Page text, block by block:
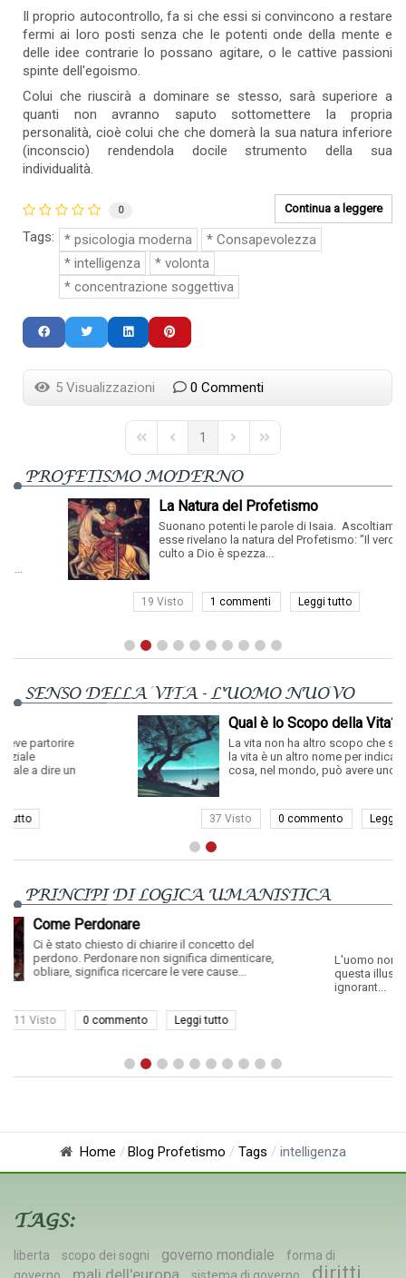
Il proprio autocontrollo, fa si che essi si convincono a restare
fermi ai loro posti senza che le potenti onde della mente e
delle idee contrarie lo possano agitare, o le cattive passioni
spinte dell'egoismo.
Colui che riuscirà a dominare se stesso, sarà superiore a
quanti non avranno saputo sottomettere la propria
personalità, cioè colui che che domerà la sua natura inferiore
(inconscio) rendendola docile strumento della sua
individualità.
Continua a leggere
0
Tags: psicologia moderna
Consapevolezza
intelligenza
volonta
concentrazione soggettiva
5 Visualizzazioni 0 Commenti
First PagePrevious Page
1
Next PageLast Page
PROFETISMO MODERNO
La Natura del Profetismo
Suonano potenti le parole di Isaia. Ascoltiamole,
esse rivelano la natura del Profetismo: "Il vero
culto a Dio è spezza...
19 Visto 1 commenti Leggi tutto
SENSO DELLA VITA - L'UOMO NUOVO
Qual è lo Scopo della Vita?
La vita non ha altro scopo che se stessa,
la vita è un altro nome per indicare Dio. Ogni
cosa, nel mondo, può avere uno sc...
0 commento Leggi tutto
PRINCIPI DI LOGICA UMANISTICA
il concetto del
significa dimenticare,
le vere cause...
Leggi tutto
L'uomo non è cosciente,
esserlo, ed è proprio
proteggere la sua
Home Blog Profetismo Tags intelligenza
TAGS:
liberta scopo dei sogni governo mondiale
forma di
governo
mali dell'europa sistema di governo diritti